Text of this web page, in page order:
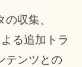
収集、
る追加トラ
テンツとの